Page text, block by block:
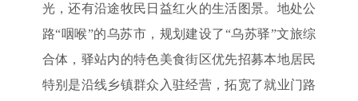
光，还有沿途牧民日益红火的生活图景。地处公
路“咽喉”的乌苏市，规划建设了“乌苏驿”文旅综
合体，驿站内的特色美食街区优先招募本地居民
特别是沿线乡镇群众入驻经营，拓宽了就业门路